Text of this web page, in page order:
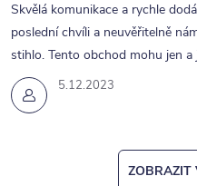
5.12.2023
Skvělá komunikace a rychle
poslední chvíli a neuvěřitelně
stihlo. Tento obchod mohu jen
ZOBRAZIT